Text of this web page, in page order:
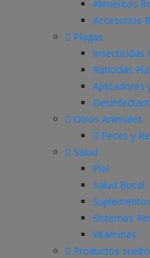
Alimentos
Accesorios
Plagas
Insecticidas
Raticidas
Aplicadores
Otros Animales
Peces y
Salud
Piel
Salud Bucal
Suplementos
Sistemas
Vitaminas
Productos